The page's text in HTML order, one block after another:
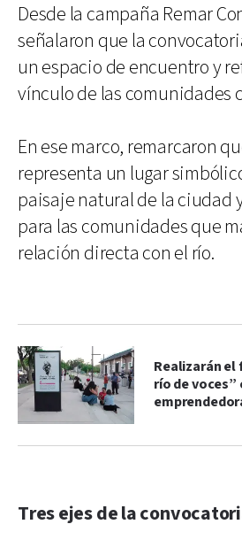
Desde la campaña Remar
señalaron que la
un espacio de encuentro y
vínculo de las comunidades
En ese marco, remarcaron
representa un lugar
paisaje natural de la ciudad
para las comunidades que
relación directa con el río.
Realizarán el
río de voces”
Tres ejes de la